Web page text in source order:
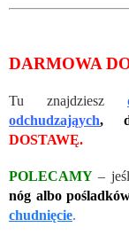
DARMOWA
Tu znajdziesz
odchudzająych,
DOSTAWĘ.
POLECAMY –
nóg albo
chudnięcie.